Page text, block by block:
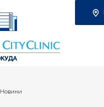
Новини